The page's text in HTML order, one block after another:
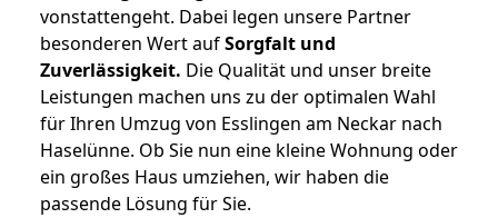
vonstattengeht. Dabei legen unsere Partner
besonderen Wert aufSorgfalt und
Zuverlässigkeit. Die Qualität und unser breite
Leistungen machen uns zu der optimalen Wahl
für Ihren Umzug von Esslingen am Neckar nach
Haselünne. Ob Sie nun eine kleine Wohnung oder
ein großes Haus umziehen, wir haben die
passende Lösung für Sie.